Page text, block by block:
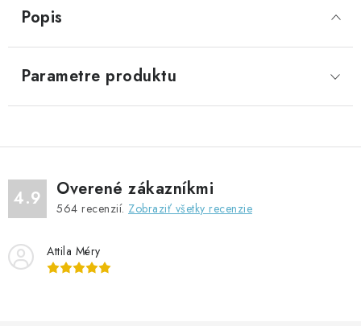
Popis
Parametre produktu
4.9 Overené zákazníkmi
564 recenzií. Zobraziť všetky recenzie
Attila Méry